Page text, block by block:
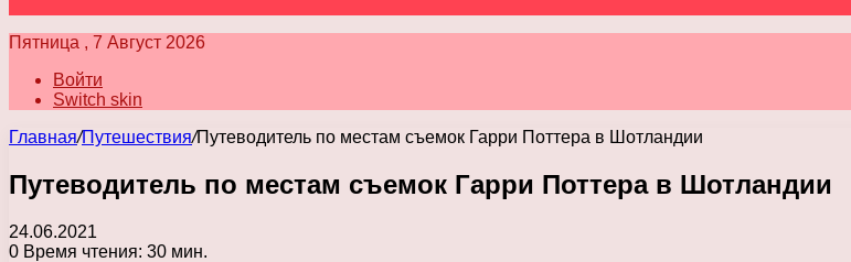
Пятница , 7 Август 2026
Войти
Switch skin
Главная/Путешествия/Путеводитель по местам съемок Гарри Поттера в Шотландии
Путеводитель по местам съемок Гарри Поттера в Шотландии
24.06.2021
0 Время чтения: 30 мин.